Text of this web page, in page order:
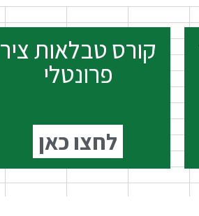
קורס טבלאות ציר
פרונטלי
לחצו כאן